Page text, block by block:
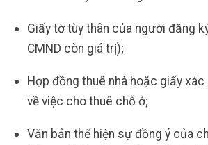
Giấy tờ tùy thân của người đăng
CMND còn giá trị);
Hợp đồng thuê nhà hoặc giấy
về việc cho thuê chỗ ở;
Văn bản thể hiện sự đồng ý của